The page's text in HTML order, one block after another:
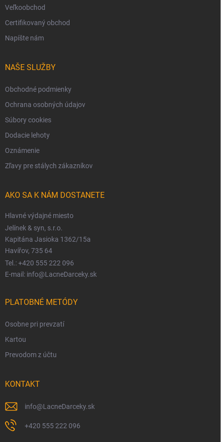
Veľkoobchod
Certifikovaný obchod
Napíšte nám
NAŠE SLUŽBY
Obchodné podmienky
Ochrana osobných údajov
Súbory cookies
Dodacie lehoty
Oznámenie
Zľavy pre stálych zákazníkov
AKO SA K NÁM DOSTANETE
Hlavné výdajné miesto
Jelínek & syn, s.r.o.
Kapitána Jasioka 1362/15a
Havířov, 735 64
Tel.: +420 555 222 096
E-mail: info@LacneDarceky.sk
PLATOBNÉ METÓDY
Osobne pri prevzatí
Kartou
Prevodom z účtu
KONTAKT
info@LacneDarceky.sk
+420 555 222 096